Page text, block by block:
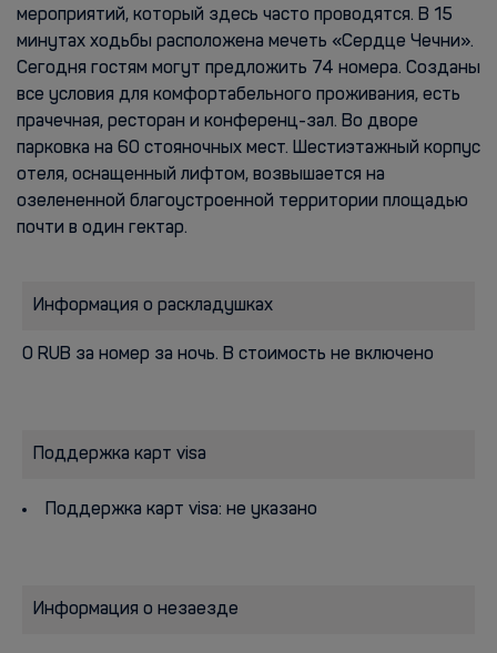
мероприятий, который здесь часто проводятся. В 15
минутах ходьбы расположена мечеть «Сердце Чечни».
Сегодня гостям могут предложить 74 номера. Созданы
все условия для комфортабельного проживания, есть
прачечная, ресторан и конференц-зал. Во дворе
парковка на 60 стояночных мест. Шестиэтажный корпус
отеля, оснащенный лифтом, возвышается на
озелененной благоустроенной территории площадью
почти в один гектар.
Информация о раскладушках
0 RUB за номер за ночь. В стоимость не включено
Поддержка карт visa
Поддержка карт visa: не указано
Информация о незаезде